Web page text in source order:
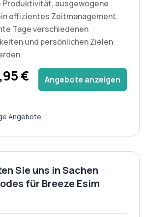
ausgewogene
effizientes Zeitmanagement,
Tage verschiedenen
und persönlichen Zielen
€ Angebote anzeigen
Angebote
Sie uns in Sachen
für Breeze Esim